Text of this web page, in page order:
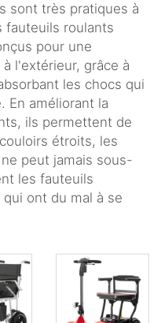
sont très pratiques à
fauteuils roulants
pour une
l'extérieur, grâce à
les chocs qui
En améliorant la
ils permettent de
étroits, les
peut jamais sous-
les fauteuils
ont du mal à se